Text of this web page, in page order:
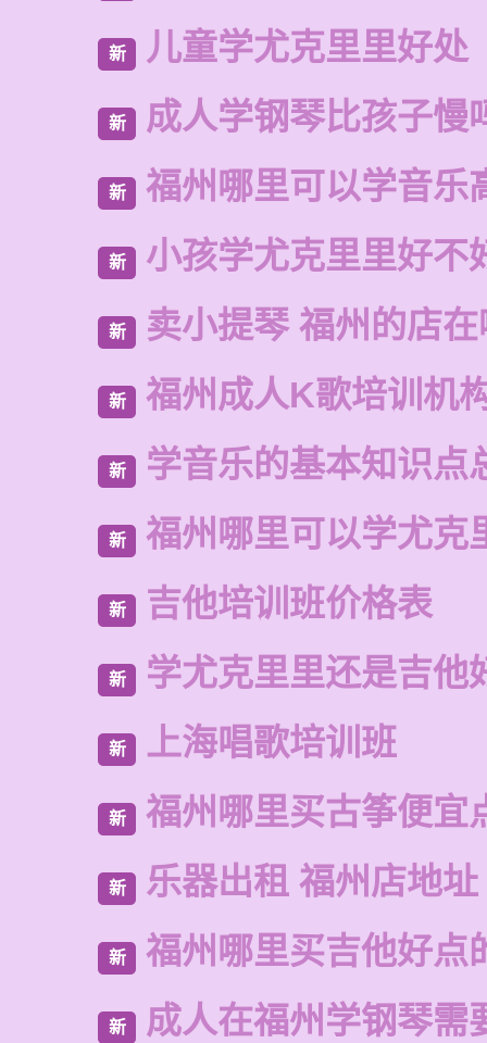
新 儿童学尤克里里好处
新 成人学钢琴比孩子慢
新 福州哪里可以学音乐
新 小孩学尤克里里好不
新 卖小提琴 福州的店
新 福州成人K歌培训机
新 学音乐的基本知识点
新 福州哪里可以学尤克
新 吉他培训班价格表
新 学尤克里里还是吉他
新 上海唱歌培训班
新 福州哪里买古筝便宜
新 乐器出租 福州店地址
新 福州哪里买吉他好点
新 成人在福州学钢琴需